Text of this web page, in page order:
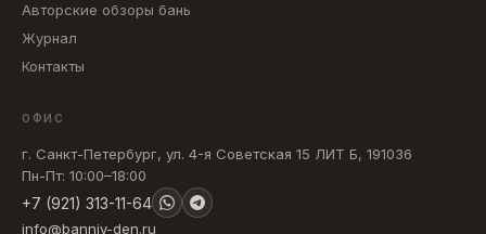
Авторские обзоры бань
Журнал
Контакты
ОФИС
г. Санкт-Петербург, ул. 4-я Советская 15 ЛИТ Б, 191036
Пн-Пт: 10:00–18:00
+7 (921) 313-11-64
info@banniy-den.ru